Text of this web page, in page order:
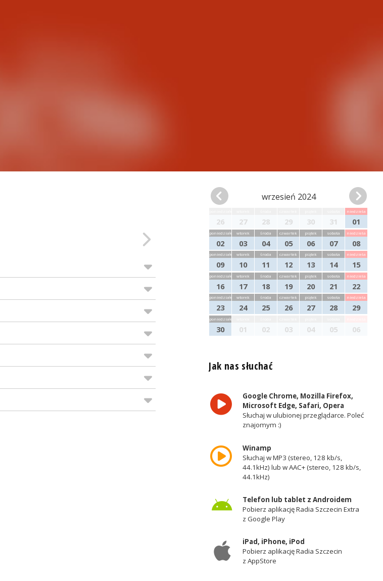
wrzesień 2024
26 27 28 29 30 31
niedziela
01
poniedziałek
02
wtorek
03
środa
04
czwartek
05
piątek
06
sobota
07
niedziela
08
poniedziałek
09
wtorek
10
środa
11
czwartek
12
piątek
13
sobota
14
niedziela
15
poniedziałek
16
wtorek
17
środa
18
czwartek
19
piątek
20
sobota
21
niedziela
22
poniedziałek
23
wtorek
24
środa
25
czwartek
26
piątek
27
sobota
28
niedziela
29
poniedziałek
30 01 02 03 04 05 06
Jak nas słuchać
Google Chrome, Mozilla Firefox,
Microsoft Edge, Safari, Opera
Słuchaj w ulubionej przeglądarce. Poleć
znajomym :)
Winamp
Słuchaj w MP3 (stereo, 128 kb/s,
44.1kHz) lub w AAC+ (stereo, 128 kb/s,
44.1kHz)
Telefon lub tablet z Androidem
Pobierz aplikację Radia Szczecin Extra
z Google Play
iPad, iPhone, iPod
Pobierz aplikację Radia Szczecin
z AppStore